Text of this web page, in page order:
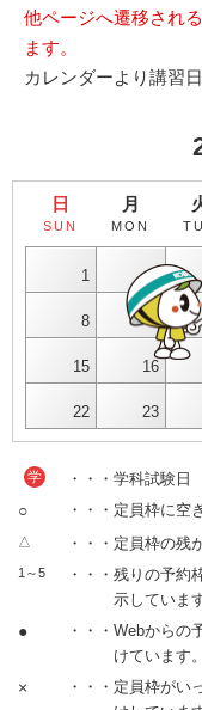
他ページへ遷移され
ます。
カレンダーより講習
日
SUN
月
MON
1 2
8 9
15 16
22 23
学 ・・・学科試験日
○ ・・・定員枠に空
△ ・・・定員枠の残
1～5
・・・残りの予約
示しています
●
・・・Webからの
けています。
×
・・・定員枠がい